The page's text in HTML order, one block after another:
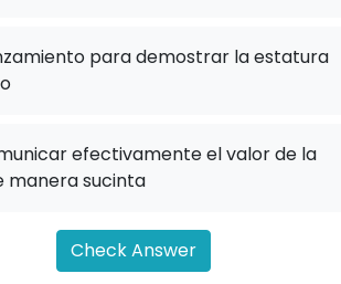
para demostrar la estatura
efectivamente el valor de la
manera sucinta
Check Answer